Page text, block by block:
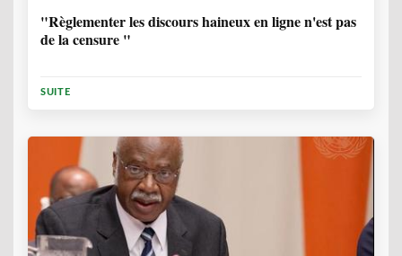
"Règlementer les discours haineux en ligne n'est pas
de la censure "
SUITE